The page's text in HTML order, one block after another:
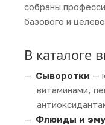
собраны
базового и
В каталоге
Сыворотки —
витаминами,
Флюиды и